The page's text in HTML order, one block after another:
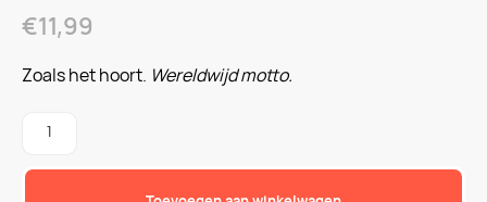
€11,99
Zoals het hoort. Wereldwijd motto.